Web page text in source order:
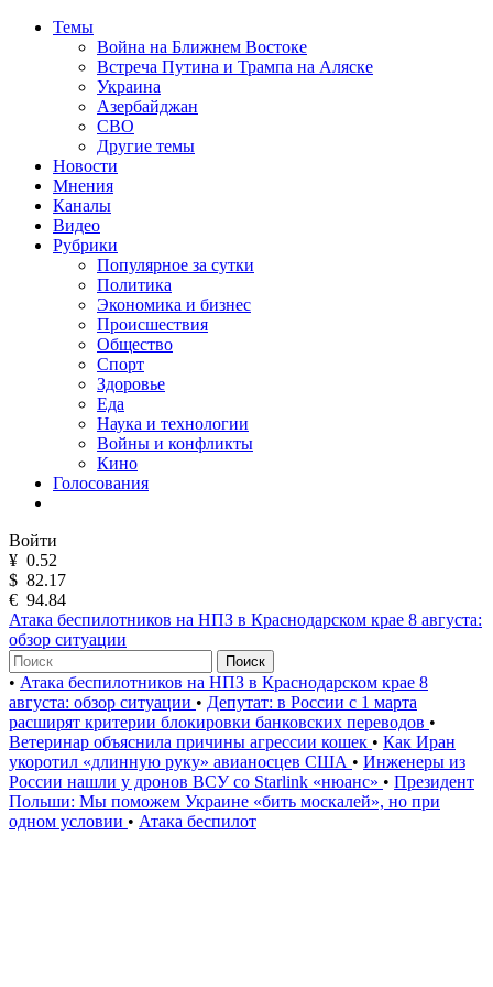
Темы
Война на Ближнем Востоке
Встреча Путина и Трампа на Аляске
Украина
Азербайджан
СВО
Другие темы
Новости
Мнения
Каналы
Видео
Рубрики
Популярное за сутки
Политика
Экономика и бизнес
Происшествия
Общество
Спорт
Здоровье
Еда
Наука и технологии
Войны и конфликты
Кино
Голосования
Войти
¥ 0.52
$ 82.17
€ 94.84
Атака беспилотников на НПЗ в Краснодарском крае 8 августа:
обзор ситуации
Поиск
• Атака беспилотников на НПЗ в Краснодарском крае 8
августа: обзор ситуации • Депутат: в России с 1 марта
расширят критерии блокировки банковских переводов •
Ветеринар объяснила причины агрессии кошек • Как Иран
укоротил «длинную руку» авианосцев США • Инженеры из
России нашли у дронов ВСУ со Starlink «нюанс» • Президент
Польши: Мы поможем Украине «бить москалей», но при
одном условии • Атака беспилот